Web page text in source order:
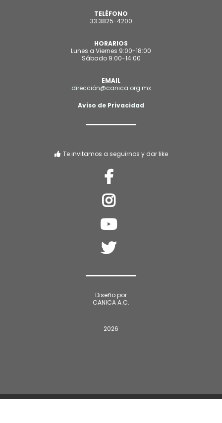
TELÉFONO
33 3825-4200
HORARIOS
Lunes a Viernes 9:00-18:00
Sábado 9:00-14:00
EMAIL
dirección@canica.org.mx
Aviso de Privacidad
Te invitamos a seguirnos y dar like
Diseño por
CANICA A.C.
2026